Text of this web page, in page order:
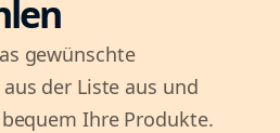
gewünschte
der Liste aus und
Ihre Produkte.